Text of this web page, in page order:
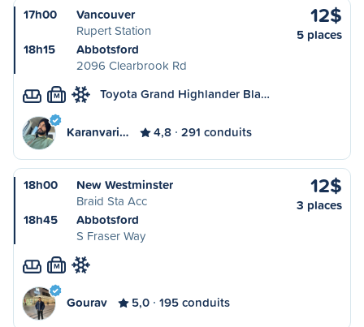
17h00
Vancouver
Rupert Station
18h15
Abbotsford
2096 Clearbrook Rd
12$
5 places
M Toyota Grand Highlander Bla…
Karanvari… 4,8 291 conduits
18h00
New Westminster
Braid Sta Acc
18h45
Abbotsford
S Fraser Way
12$
3 places
M
Gourav 5,0 195 conduits